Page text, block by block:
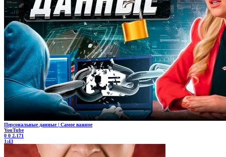
Персональные данные | Самое важное
YouTube
0 0 2.171
1:43